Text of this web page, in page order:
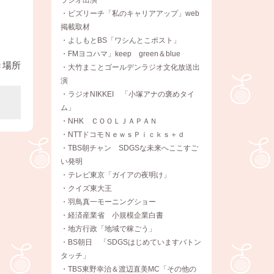
所
・ビズリーチ「私のキャリアアップ」web
掲載取材
・よしもとBS「ワシんとこポスト」
・FMヨコハマ」keep green＆blue
・大竹まことゴールデンラジオ文化放送出
演
・ラジオNIKKEI 「小塚アナの褒めタイ
ム」
・NHK ＣＯＯＬＪＡＰＡＮ
・NTTドコモＮｅｗｓＰｉｃｋｓ＋ｄ
・TBS朝チャン SDGSな未来へここすご
い発明
・テレビ東京「ガイアの夜明け」
・クイズ東大王
・羽鳥真一モーニングショー
・経済産業省 小規模企業白書
・地方行政「地域で稼ごう」
・BS朝日 「SDGSはじめていますバトン
タッチ」
・TBS東野幸治＆渡辺直美MC「その他の